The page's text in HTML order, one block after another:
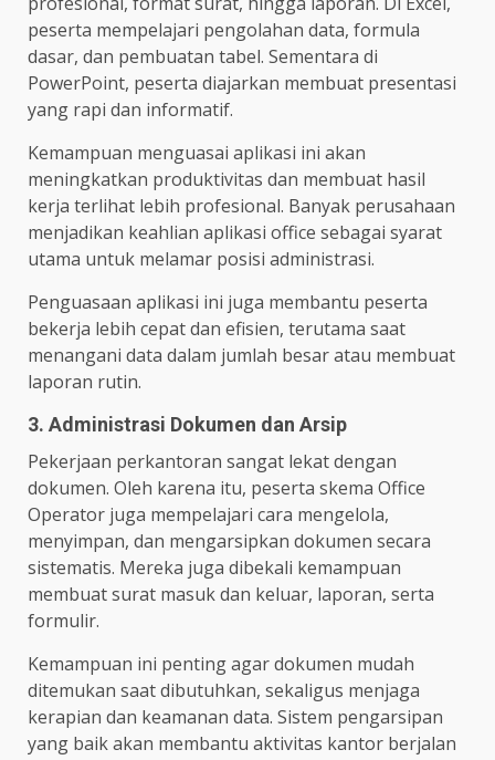
peserta mempelajari pengolahan data, formula
dasar, dan pembuatan tabel. Sementara di
PowerPoint, peserta diajarkan membuat presentasi
yang rapi dan informatif.
Kemampuan menguasai aplikasi ini akan
meningkatkan produktivitas dan membuat hasil
kerja terlihat lebih profesional. Banyak perusahaan
menjadikan keahlian aplikasi office sebagai syarat
utama untuk melamar posisi administrasi.
Penguasaan aplikasi ini juga membantu peserta
bekerja lebih cepat dan efisien, terutama saat
menangani data dalam jumlah besar atau membuat
laporan rutin.
3. Administrasi Dokumen dan Arsip
Pekerjaan perkantoran sangat lekat dengan
dokumen. Oleh karena itu, peserta skema Office
Operator juga mempelajari cara mengelola,
menyimpan, dan mengarsipkan dokumen secara
sistematis. Mereka juga dibekali kemampuan
membuat surat masuk dan keluar, laporan, serta
formulir.
Kemampuan ini penting agar dokumen mudah
ditemukan saat dibutuhkan, sekaligus menjaga
kerapian dan keamanan data. Sistem pengarsipan
yang baik akan membantu aktivitas kantor berjalan